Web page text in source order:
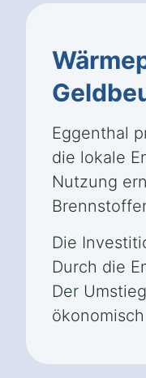
Eggenthal
die lokale
Nutzung
Die
Durch die
Der